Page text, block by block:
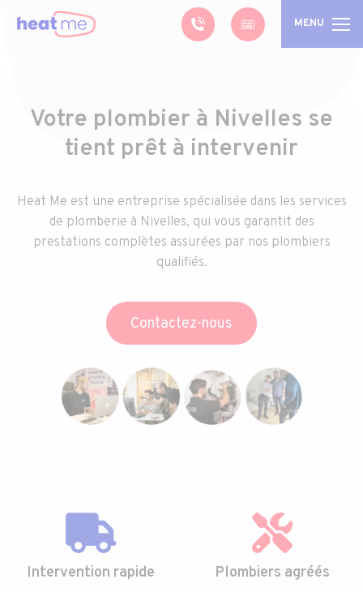
MENU
Votre plombier à Nivelles se
tient prêt à intervenir
Heat Me est une entreprise spécialisée dans les services
de plomberie à Nivelles, qui vous garantit des
prestations complètes assurées par nos plombiers
qualifiés.
Contactez-nous
Intervention rapide Plombiers agréés